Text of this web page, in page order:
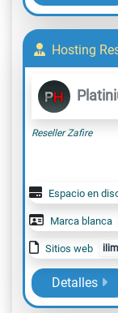
Hosting
Reseller Zafire
Espacio en
Marca blanca
Sitios web
Detalles